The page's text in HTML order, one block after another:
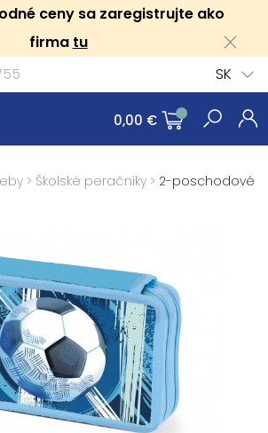
ceny sa zaregistrujte ako
firma tu
SK
0,00 €
> Školské peračníky > 2-poschodové